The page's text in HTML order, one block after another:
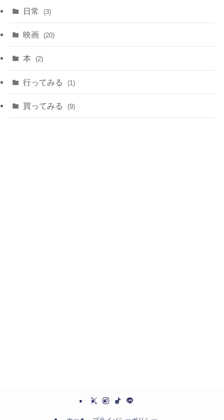
日常 (3)
映画 (20)
本 (2)
行ってみる (1)
買ってみる (9)